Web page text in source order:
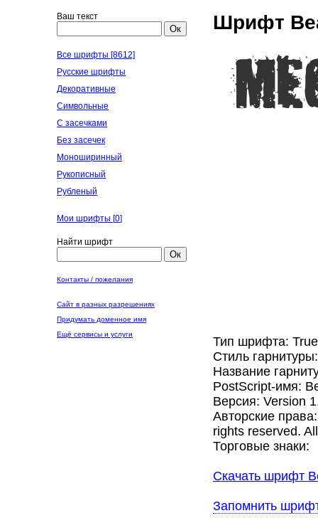
Ваш текст
Ок
Все шрифты [8612]
Русские шрифты
Декоративные
Символьные
С засечками
Без засечек
Моноширинный
Рукописный
Рубленый
Мои шрифты [0]
Найти шрифт
Ок
Контакты / пожелания
Сайт в разных разрешениях
Придумать доменное имя
Ещё сервисы и услуги
Шрифт
Тип шрифта:
Стиль
Название
PostScript-имя:
Версия: Version
Авторские
rights reserved.
Торговые знаки:
Скачать шрифт
Запомнить